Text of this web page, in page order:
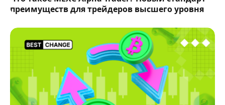
преимуществ для трейдеров высшего уровня